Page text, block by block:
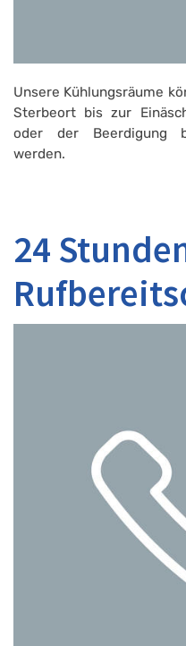
Unsere Kühlungsräume
Sterbeort bis zur
oder der Beerdigung
werden.
24